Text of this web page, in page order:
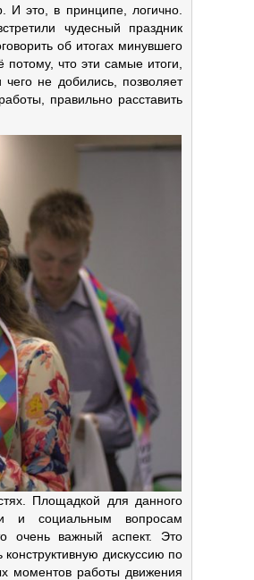
И это, в принципе, логично.
чудесный праздник
об итогах минувшего
что эти самые итоги,
не добились, позволяет
правильно расставить
Площадкой для данного
и социальным вопросам
очень важный аспект. Это
дискуссию по
моментов работы движения